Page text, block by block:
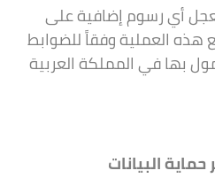
أي رسوم إضافية على
هذه العملية وفقاً للضوابط
بها في المملكة العربية
حماية البيانات